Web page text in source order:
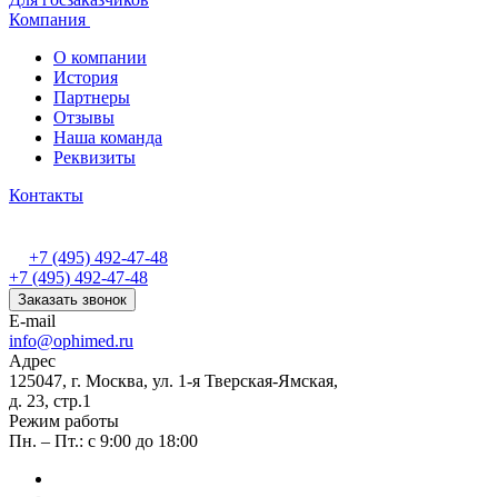
Компания
О компании
История
Партнеры
Отзывы
Наша команда
Реквизиты
Контакты
+7 (495) 492-47-48
+7 (495) 492-47-48
Заказать звонок
E-mail
info@ophimed.ru
Адрес
125047, г. Москва, ул. 1-я Тверская-Ямская,
д. 23, стр.1
Режим работы
Пн. – Пт.: с 9:00 до 18:00